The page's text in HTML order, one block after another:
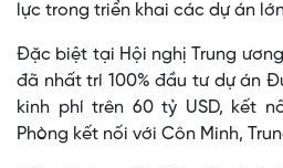
lực trong triển khai các dự án
Đặc biệt tại Hội nghị Trung
đã nhất trí 100% đầu tư dự án
kinh phí trên 60 tỷ USD, kết
Phòng kết nối với Côn Minh,